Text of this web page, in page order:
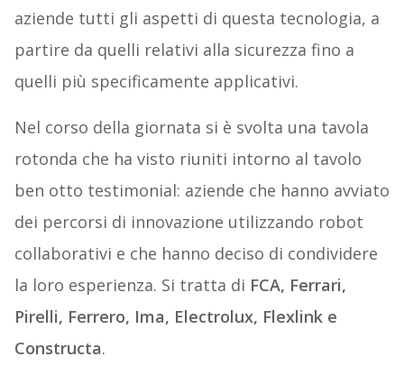
aziende tutti gli aspetti di questa tecnologia, a
partire da quelli relativi alla sicurezza fino a
quelli più specificamente applicativi.
Nel corso della giornata si è svolta una tavola
rotonda che ha visto riuniti intorno al tavolo
ben otto testimonial: aziende che hanno avviato
dei percorsi di innovazione utilizzando robot
collaborativi e che hanno deciso di condividere
la loro esperienza. Si tratta di FCA, Ferrari,
Pirelli, Ferrero, Ima, Electrolux, Flexlink e
Constructa.